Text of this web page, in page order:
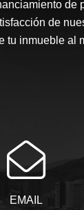
de
de
tu inmueble al
EMAIL